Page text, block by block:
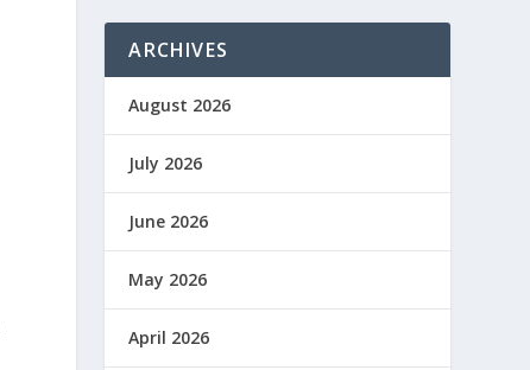
ARCHIVES
August 2026
July 2026
June 2026
May 2026
April 2026